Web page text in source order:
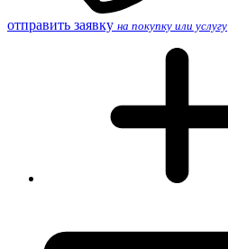
отправить заявку на покупку или услугу